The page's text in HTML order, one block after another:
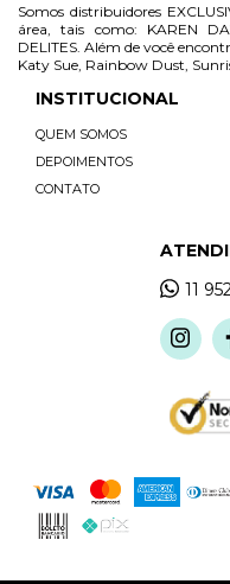
Somos distribuidores
área, tais como: KAREN
DELITES. Além de você
Katy Sue, Rainbow Dust,
INSTITUCIONAL
QUEM SOMOS
DEPOIMENTOS
CONTATO
11